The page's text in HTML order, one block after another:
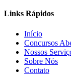
Links Rápidos
Início
Concursos
Nossos
Sobre Nós
Contato